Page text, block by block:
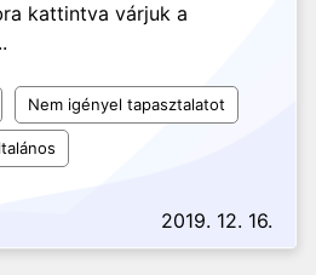
kattintva várjuk a
Nem igényel tapasztalatot
2019. 12. 16.